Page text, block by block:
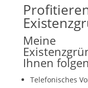
Meine
Ihnen
Telefonisches